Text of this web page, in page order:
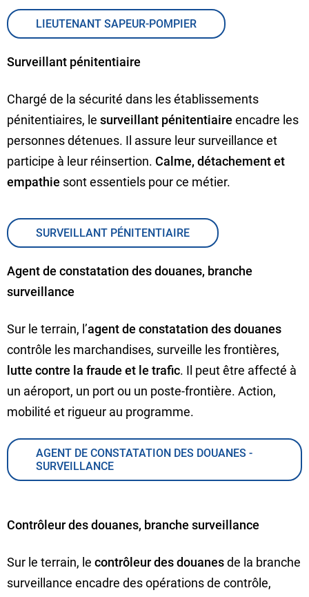
LIEUTENANT SAPEUR-POMPIER
Surveillant pénitentiaire
Chargé de la sécurité dans les établissements
pénitentiaires, le surveillant pénitentiaire encadre les
personnes détenues. Il assure leur surveillance et
participe à leur réinsertion. Calme, détachement et
empathie sont essentiels pour ce métier.
SURVEILLANT PÉNITENTIAIRE
Agent de constatation des douanes, branche
surveillance
Sur le terrain, l’agent de constatation des douanes
contrôle les marchandises, surveille les frontières,
lutte contre la fraude et le trafic. Il peut être affecté à
un aéroport, un port ou un poste-frontière. Action,
mobilité et rigueur au programme.
AGENT DE CONSTATATION DES DOUANES -
SURVEILLANCE
Contrôleur des douanes, branche surveillance
Sur le terrain, le contrôleur des douanesde la branche
surveillance encadre des opérations de contrôle,